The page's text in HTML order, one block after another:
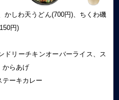
しわ天うどん(700円)、ちくわ磯
円)
リーチキンオーバーライス、ス
からあげ
テーキカレー